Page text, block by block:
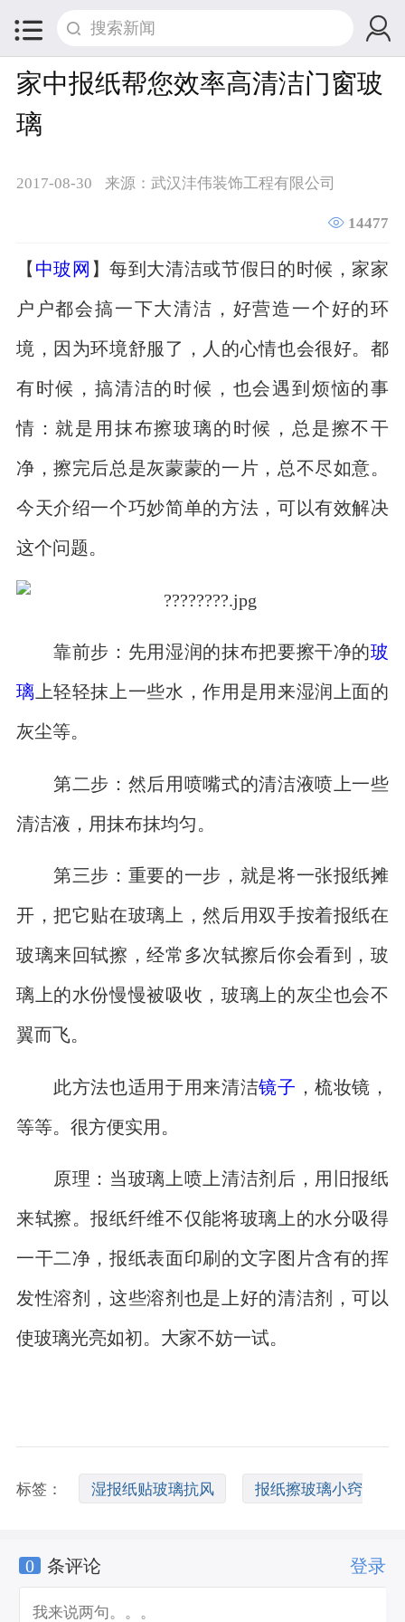
 
家中报纸帮您效率高清洁门窗玻
璃
2017-08-30 来源：武汉沣伟装饰工程有限公司
 14477
【 中玻网 】每到大清洁或节假日的时候，家家
户户都会搞一下大清洁，好营造一个好的环
境，因为环境舒服了，人的心情也会很好。都
有时候，搞清洁的时候，也会遇到烦恼的事
情：就是用抹布擦玻璃的时候，总是擦不干
净，擦完后总是灰蒙蒙的一片，总不尽如意。
今天介绍一个巧妙简单的方法，可以有效解决
这个问题。
靠前步：先用湿润的抹布把要擦干净的玻
璃 上轻轻抹上一些水，作用是用来湿润上面的
灰尘等。
第二步：然后用喷嘴式的清洁液喷上一些
清洁液，用抹布抹均匀。
第三步：重要的一步，就是将一张报纸摊
开，把它贴在玻璃上，然后用双手按着报纸在
玻璃来回轼擦，经常多次轼擦后你会看到，玻
璃上的水份慢慢被吸收，玻璃上的灰尘也会不
翼而飞。
此方法也适用于用来清洁镜子 ，梳妆镜，
等等。很方便实用。
原理：当玻璃上喷上清洁剂后，用旧报纸
来轼擦。报纸纤维不仅能将玻璃上的水分吸得
一干二净，报纸表面印刷的文字图片含有的挥
发性溶剂，这些溶剂也是上好的清洁剂，可以
使玻璃光亮如初。大家不妨一试。
标签： 湿报纸贴玻璃抗风 报纸擦玻璃小窍
门 报纸擦玻璃
0 条评论 登录